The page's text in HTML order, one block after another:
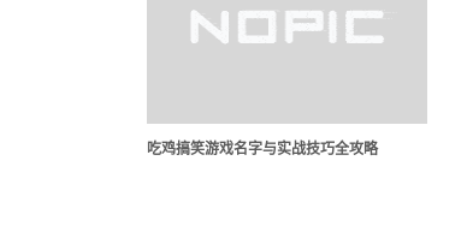
吃鸡搞笑游戏名字与实战技巧全攻略